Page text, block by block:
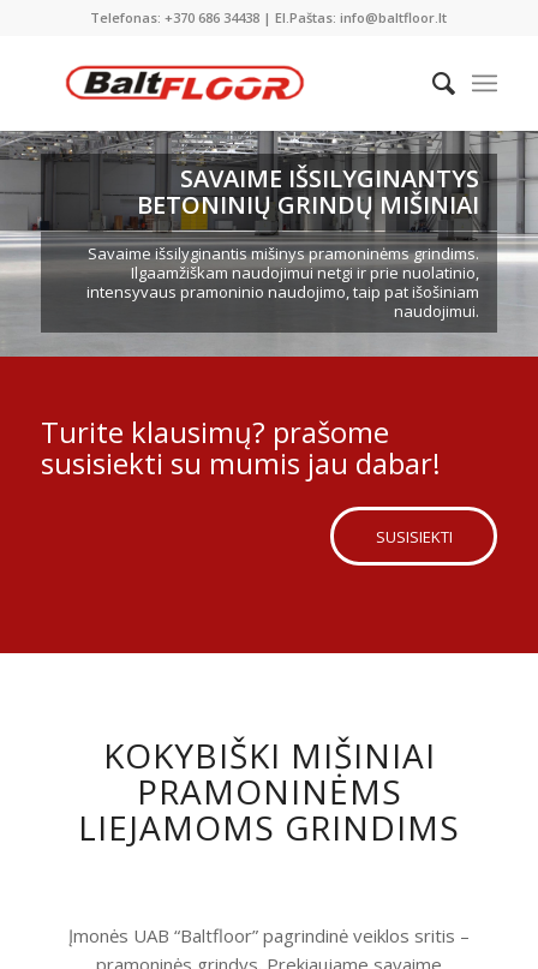
Telefonas: +370 686 34438 | El.Paštas: info@baltfloor.lt
SAVAIME IŠSILYGINANTYS
BETONINIŲ GRINDŲ MIŠINIAI
Savaime išsilyginantis mišinys pramoninėms grindims.
Ilgaamžiškam naudojimui netgi ir prie nuolatinio,
intensyvaus pramoninio naudojimo, taip pat išošiniam
naudojimui.
Turite klausimų? prašome
susisiekti su mumis jau dabar!
SUSISIEKTI
KOKYBIŠKI MIŠINIAI
PRAMONINĖMS
LIEJAMOMS GRINDIMS
Įmonės UAB “Baltfloor” pagrindinė veiklos sritis –
pramoninės grindys. Prekiaujame savaime